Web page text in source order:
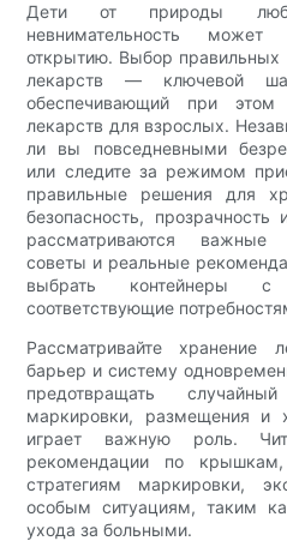
Дети от природы
невнимательность
открытию. Выбор правильных
лекарств — ключевой
обеспечивающий при этом
лекарств для взрослых.
ли вы повседневными
или следите за режимом
правильные решения для
безопасность,
рассматриваются важные
советы и реальные
выбрать контейнеры
соответствующие
Рассматривайте хранение
барьер и систему
предотвращать
маркировки, размещения и
играет важную роль.
рекомендации по
стратегиям маркировки,
особым ситуациям, таким
ухода за больными.